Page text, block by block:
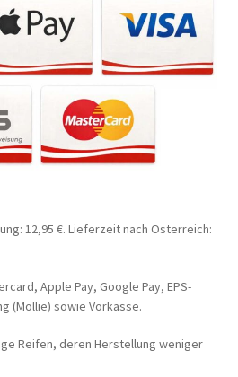
12,95 €. Lieferzeit nach Österreich:
Apple Pay, Google Pay, EPS-
(Mollie) sowie Vorkasse.
Reifen, deren Herstellung weniger